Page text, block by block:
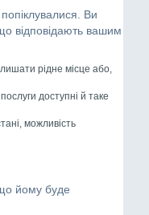
Ви
відповідають вашим
рідне місце або,
доступні й таке
можливість
йому буде